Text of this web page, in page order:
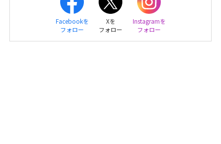
Facebookを
フォロー
Xを
フォロー
Instagramを
フォロー